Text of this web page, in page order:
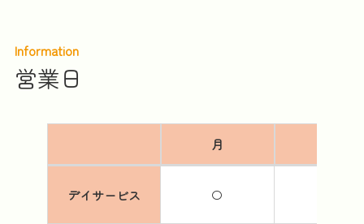
Information
営業日
月
デイサービス 〇